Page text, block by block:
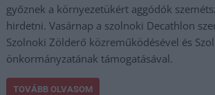
győznek a környezetükért aggódók
hirdetni. Vasárnap a szolnoki Decathlon
Szolnoki Zölderő közreműködésével és
önkormányzatának támogatásával.
TOVÁBB OLVASOM